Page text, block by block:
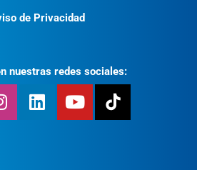
de Privacidad
nuestras redes sociales: